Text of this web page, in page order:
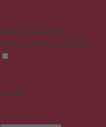
Epilepsy Safe Mode
Dims colors and stops blinking
Content